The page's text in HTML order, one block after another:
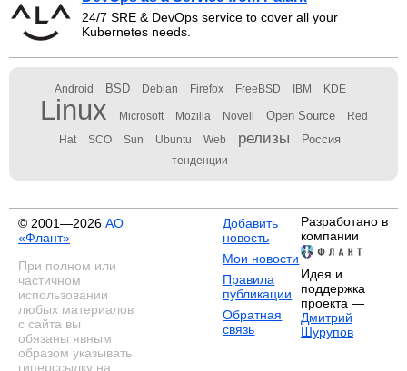
24/7 SRE & DevOps service to cover all your
Kubernetes needs.
Android BSD Debian Firefox FreeBSD IBM KDE
Linux Microsoft Mozilla Novell Open Source Red
Hat SCO Sun Ubuntu Web релизы Россия
тенденции
© 2001—2026 АО
«Флант»
При полном или
частичном
использовании
любых материалов
с сайта вы
обязаны явным
образом указывать
гиперссылку на
Добавить
новость
Мои новости
Правила
публикации
Обратная
связь
Разработано в
компании
Идея и
поддержка
проекта —
Дмитрий
Шурупов